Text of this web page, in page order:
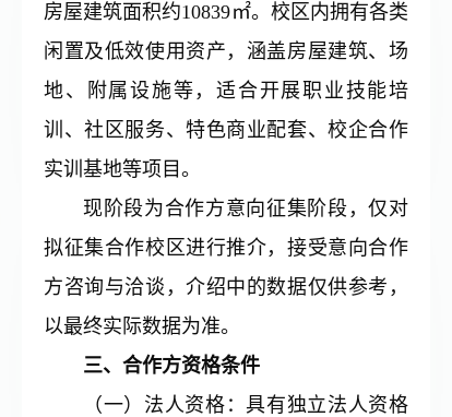
房屋建筑面积约10839㎡。校区内拥有各类
闲置及低效使用资产，涵盖房屋建筑、场
地、附属设施等，适合开展职业技能培
训、社区服务、特色商业配套、校企合作
实训基地等项目。
现阶段为合作方意向征集阶段，仅对
拟征集合作校区进行推介，接受意向合作
方咨询与洽谈，介绍中的数据仅供参考，
以最终实际数据为准。
三、合作方资格条件
（一）法人资格：具有独立法人资格